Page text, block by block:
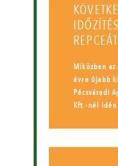
Miközben
évre újabb
Pécsváradi
Kft.-nél